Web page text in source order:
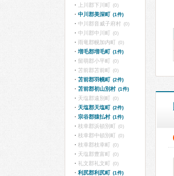
上川郡下川町 (0)
中川郡美深町 (1件)
中川郡音威子府村 (0)
中川郡中川町 (0)
雨竜郡幌加内町 (0)
増毛郡増毛町 (1件)
留萌郡小平町 (0)
苫前郡苫前町 (0)
苫前郡羽幌町 (2件)
苫前郡初山別村 (1件)
天塩郡遠別町 (0)
天塩郡天塩町 (2件)
宗谷郡猿払村 (1件)
枝幸郡浜頓別町 (0)
枝幸郡中頓別町 (0)
枝幸郡枝幸町 (0)
天塩郡豊富町 (0)
礼文郡礼文町 (0)
利尻郡利尻町 (1件)